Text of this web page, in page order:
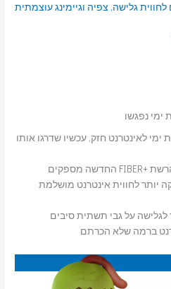
נפגשו
לאינטרנט חזק, עכשיו שדרגו אותו
כעת, הכבל התת ימי המשודרג והרשת +FIBER החדשה מספקים
יותר לחווית אינטרנט מושלמת
על גבי תשתית סיבים
ברמה שלא הכרתם